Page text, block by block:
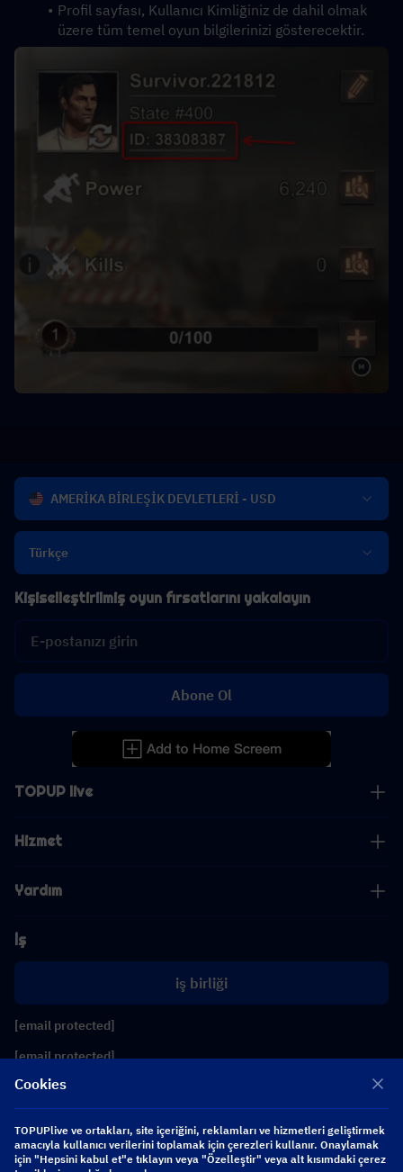
Profil sayfası, Kullanıcı Kimliğiniz de dahil olmak
üzere tüm temel oyun bilgilerinizi gösterecektir.
AMERİKA BİRLEŞİK DEVLETLERİ - USD
Türkçe
TOPUP live
Hizmet
Yardım
İş
iş birliği
[email protected]
[email protected]
Kişiselleştirilmiş oyun fırsatlarını yakalayın
Abone Ol
Bizi takip edin
Copyright 2026 SEA WHALE TECHNOLOGY PTE.LTD. All Rights Reserved.
Cookies
TOPUPlive ve ortakları, site içeriğini, reklamları ve hizmetleri geliştirmek
amacıyla kullanıcı verilerini toplamak için çerezleri kullanır. Onaylamak
için "Hepsini kabul et"e tıklayın veya "Özelleştir" veya alt kısımdaki çerez